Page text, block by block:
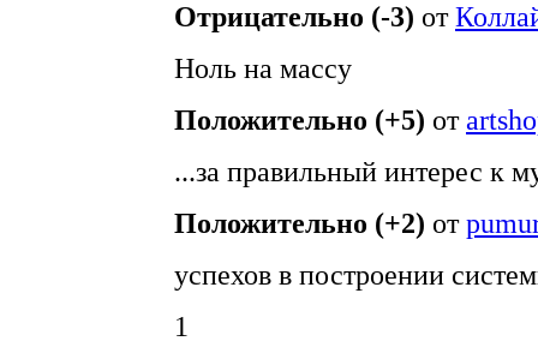
Отрицательно (-3) от
Ноль на массу
Положительно (+5) от
...за правильный интерес к
Положительно (+2) от
успехов в построении
1